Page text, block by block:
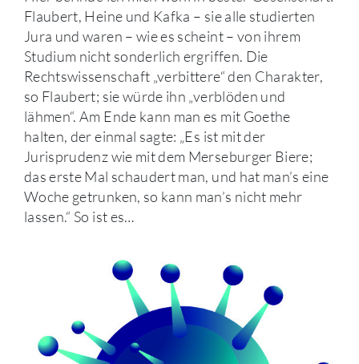
Flaubert, Heine und Kafka – sie alle studierten
Jura und waren – wie es scheint – von ihrem
Studium nicht sonderlich ergriffen. Die
Rechtswissenschaft „verbittere“ den Charakter,
so Flaubert; sie würde ihn „verblöden und
lähmen“. Am Ende kann man es mit Goethe
halten, der einmal sagte: „Es ist mit der
Jurisprudenz wie mit dem Merseburger Biere;
das erste Mal schaudert man, und hat man’s eine
Woche getrunken, so kann man’s nicht mehr
lassen.“ So ist es…